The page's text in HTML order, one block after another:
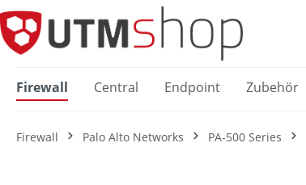
Zur Hauptnavigation springen
Firewall Central Endpoint Zubehör
Firewall Palo Alto Networks PA-500 Series